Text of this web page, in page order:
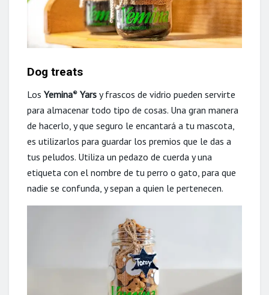
Dog treats
Los Yemina® Yars y frascos de vidrio pueden servirte
para almacenar todo tipo de cosas. Una gran manera
de hacerlo, y que seguro le encantará a tu mascota,
es utilizarlos para guardar los premios que le das a
tus peludos. Utiliza un pedazo de cuerda y una
etiqueta con el nombre de tu perro o gato, para que
nadie se confunda, y sepan a quien le pertenecen.